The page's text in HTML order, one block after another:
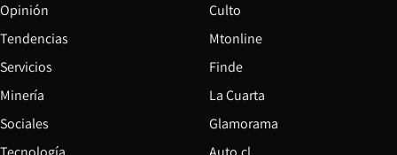
Opinión
Tendencias
Servicios
Minería
Sociales
Culto
Mtonline
Finde
La Cuarta
Glamorama